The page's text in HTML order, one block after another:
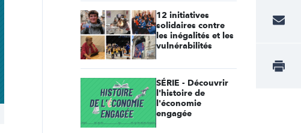
12 initiatives
solidaires contre
les inégalités et les
vulnérabilités
SÉRIE - Découvrir
l'histoire de
l'économie
engagée